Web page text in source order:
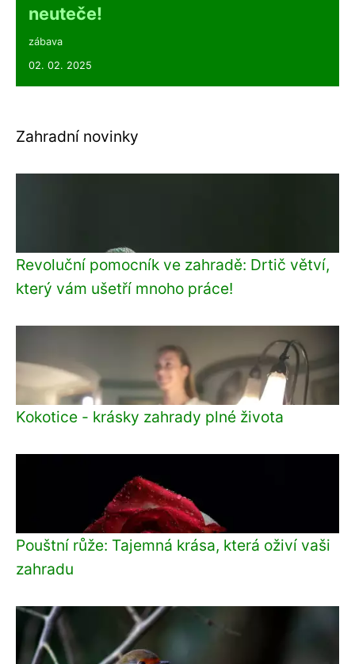
neuteče!
zábava
02. 02. 2025
Zahradní novinky
Revoluční pomocník ve zahradě: Drtič větví,
který vám ušetří mnoho práce!
Kokotice - krásky zahrady plné života
Pouštní růže: Tajemná krása, která oživí vaši
zahradu